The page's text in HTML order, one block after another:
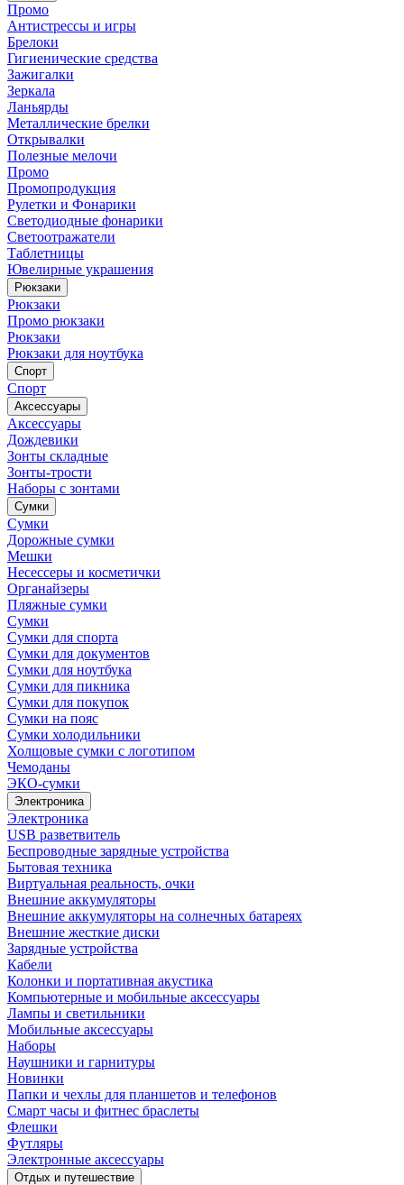
Промо
Антистрессы и игры
Брелоки
Гигиенические средства
Зажигалки
Зеркала
Ланьярды
Металлические брелки
Открывалки
Полезные мелочи
Промо
Промопродукция
Рулетки и Фонарики
Светодиодные фонарики
Светоотражатели
Таблетницы
Ювелирные украшения
Рюкзаки
Рюкзаки
Промо рюкзаки
Рюкзаки
Рюкзаки для ноутбука
Спорт
Спорт
Аксессуары
Аксессуары
Дождевики
Зонты складные
Зонты-трости
Наборы с зонтами
Сумки
Сумки
Дорожные сумки
Мешки
Несессеры и косметички
Органайзеры
Пляжные сумки
Сумки
Сумки для спорта
Сумки для документов
Сумки для ноутбука
Сумки для пикника
Сумки для покупок
Сумки на пояс
Сумки холодильники
Холщовые сумки с логотипом
Чемоданы
ЭКО-сумки
Электроника
Электроника
USB разветвитель
Беспроводные зарядные устройства
Бытовая техника
Виртуальная реальность, очки
Внешние аккумуляторы
Внешние аккумуляторы на солнечных батареях
Внешние жесткие диски
Зарядные устройства
Кабели
Колонки и портативная акустика
Компьютерные и мобильные аксессуары
Лампы и светильники
Мобильные аксессуары
Наборы
Наушники и гарнитуры
Новинки
Папки и чехлы для планшетов и телефонов
Смарт часы и фитнес браслеты
Флешки
Футляры
Электронные аксессуары
Отдых и путешествие